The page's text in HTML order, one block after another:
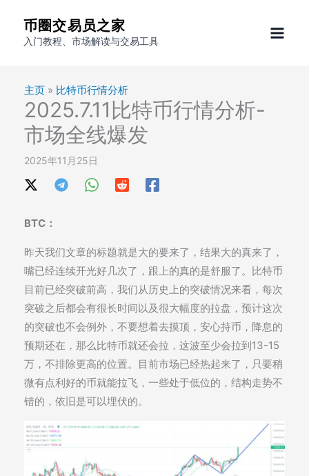
币圈交易员之家
入门教程、市场解读与交易工具
主页 » 比特币行情分析
2025.7.11比特币行情分析-
市场全线爆发
2025年11月25日
BTC：
昨天我们文章的标题就是大的要来了，结果大的真来了，
嘴已经连续开光好几次了，跟上的真的是舒服了。比特币
目前已经突破前高，我们从历史上的突破情况来看，每次
突破之后都会有很长时间以及很大幅度的拉盘，预计这次
的突破也不会例外，不要想着去摸顶，安心持币，降息的
预期还在，那么比特币就还会拉，这波至少会拉到13-15
万，不排除更高的位置。目前市场已经热起来了，只要稍
微有点利好的币就能拉飞，一些处于低位的，结构走势不
错的，依旧是可以埋伏的。